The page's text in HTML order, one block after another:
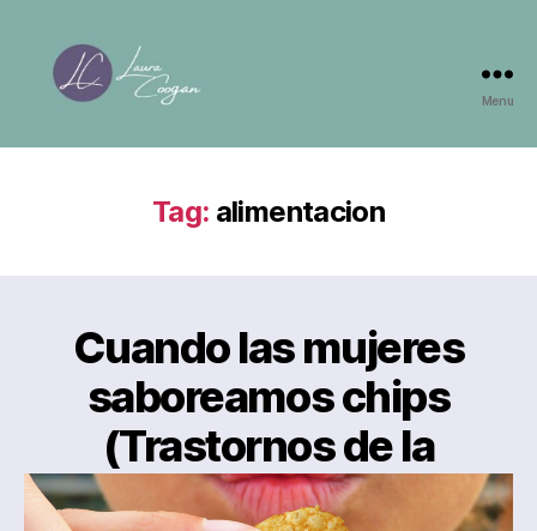
Coogan
Menu
Tag: alimentacion
Cuando las mujeres
saboreamos chips
(Trastornos de la
alimentación)